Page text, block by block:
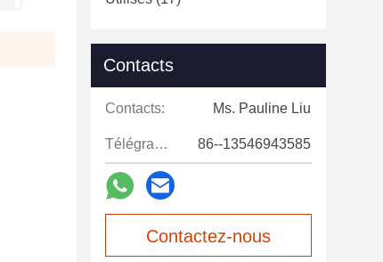
Contacts
Contacts: Ms. Pauline Liu
Télégramme: 86--13546943585
Contactez-nous